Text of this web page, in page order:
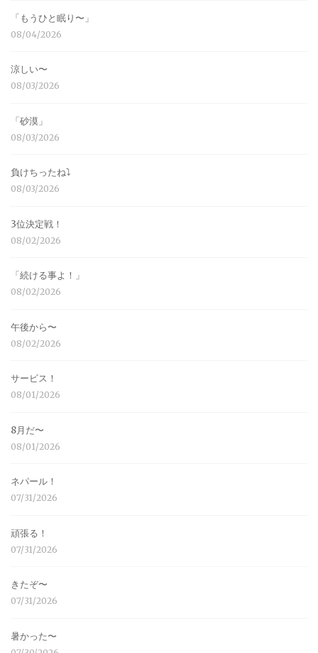
「もうひと眠り〜」
08/04/2026
涼しい〜
08/03/2026
「砂漠」
08/03/2026
負けちったね⤵︎
08/03/2026
3位決定戦！
08/02/2026
「続ける事よ！」
08/02/2026
午後から〜
08/02/2026
サービス！
08/01/2026
8月だ〜
08/01/2026
ネパール！
07/31/2026
頑張る！
07/31/2026
きたぞ〜
07/31/2026
暑かった〜